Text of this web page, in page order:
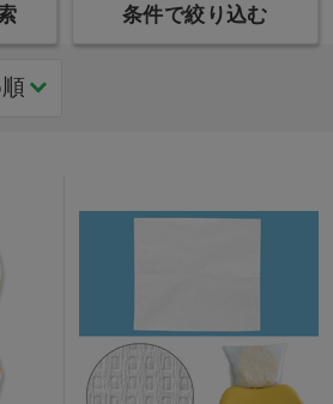
条件で絞り込む